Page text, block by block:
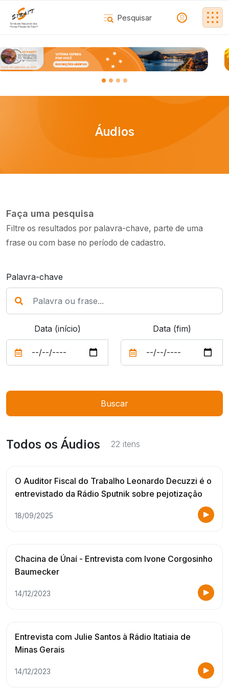
Áudios
Faça uma pesquisa
Filtre os resultados por palavra-chave, parte de uma
frase ou com base no período de cadastro.
Palavra-chave
Data (início) Data (fim)
Buscar
Todos os Áudios 22 itens
O Auditor Fiscal do Trabalho Leonardo Decuzzi é o
entrevistado da Rádio Sputnik sobre pejotização
18/09/2025
Chacina de Únaí - Entrevista com Ivone Corgosinho
Baumecker
14/12/2023
Entrevista com Julie Santos à Rádio Itatiaia de
Minas Gerais
14/12/2023